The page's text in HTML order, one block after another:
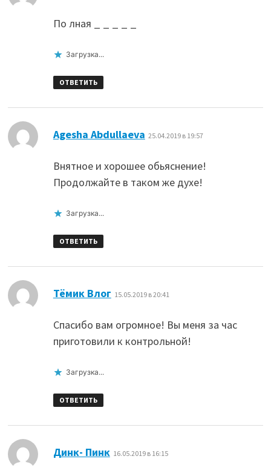
По лная _ _ _ _ _
Загрузка...
ОТВЕТИТЬ
Agesha Abdullaeva 25.04.2019 в 19:57
Внятное и хорошее обьяснение!
Продолжайте в таком же духе!
Загрузка...
ОТВЕТИТЬ
Тёмик Влог 15.05.2019 в 20:41
Спасибо вам огромное! Вы меня за час
приготовили к контрольной!
Загрузка...
ОТВЕТИТЬ
Динк- Пинк 16.05.2019 в 16:15